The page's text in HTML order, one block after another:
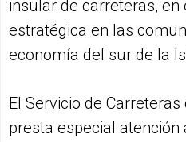
insular de carreteras, en
estratégica en las
economía del sur de la
El Servicio de
presta especial atención